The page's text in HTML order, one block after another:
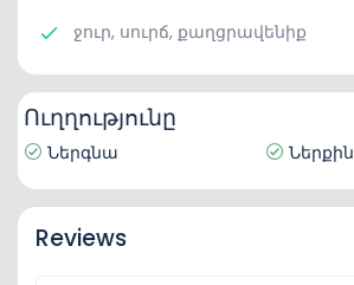
ջուր, սուրճ, քաղցրավենիք
Ուղղությունը
Ներգնա Ներքին
Reviews